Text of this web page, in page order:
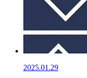
2025.01.29